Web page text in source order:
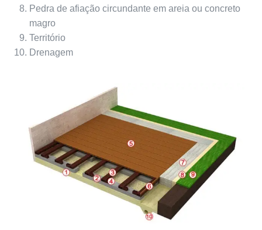
Pedra de afiação circundante em areia ou concreto
magro
Território
Drenagem